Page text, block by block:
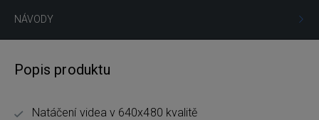
NÁVODY
Popis produktu
Natáčení videa v 640x480 kvalitě